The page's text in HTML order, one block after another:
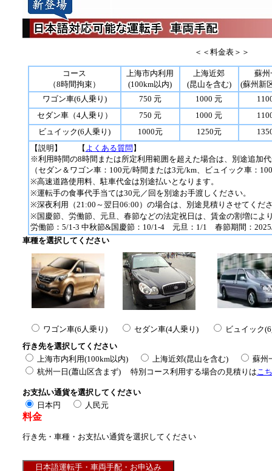
＜＜料金表＞＞
コース
（8時間拘束）
上海市内利用
(100km以内)
上海近郊
(昆山を含む)
蘇州
(蘇州新
ワゴン車(6人乗り)
750 元 1000 元
セダン車（4人乗り）
750 元 1000 元
ビュイック(6人乗り)
1000元 1250元
【説明】 【 よくある質問 】
※利用時間の8時間または所定利用範囲を超えた場合は、別途追加
（セダン＆ワゴン車：100元/時間または3元/km、ビュイック車：
※高速道路使用料、駐車代金は別途払いとなります。
※運転手の食事代手当ては30元／回を別途お手渡しください。
※深夜利用（21:00～翌日06:00）の場合は、別途見積りさせてくだ
※国慶節、労働節、元旦、春節などの法定祝日は、賃金の割増によ
労働節：5/1-3 中秋節&国慶節：10/1-4 元旦：1/1 春節期間：
車種を選択してください
ワゴン車(6人乗り) セダン車(4人乗り)
ビュイック
行き先を選択してください
上海市内利用(100km以内)
上海近郊(昆山を含む)
蘇州
杭州一日(蕭山区含まず) 特別コース利用する場合の見積りは こ
お支払い通貨を選択してください
日本円
人民元
料金
行き先・車種・お支払い通貨を選択してください